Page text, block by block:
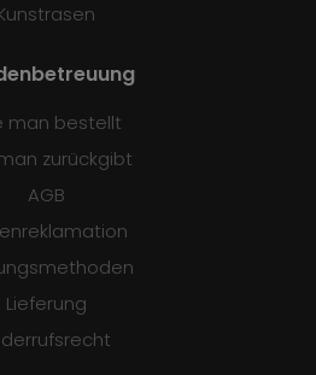
man bestellt
zurückgibt
AGB
Lieferung